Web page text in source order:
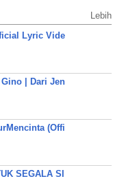
Lebih
Lyric Vide
| Dari Jen
(Offi
SEGALA SI